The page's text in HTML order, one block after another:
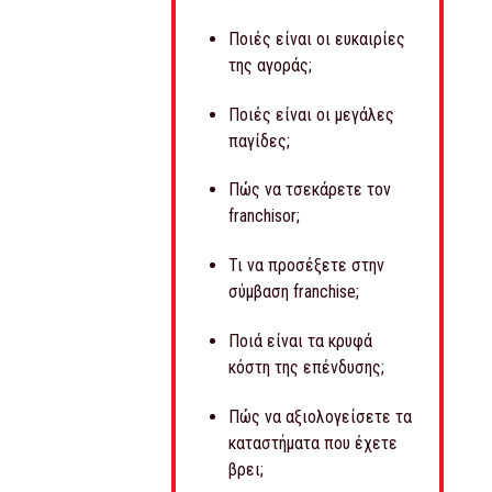
Ποιές είναι οι ευκαιρίες
της αγοράς;
Ποιές είναι οι μεγάλες
παγίδες;
Πώς να τσεκάρετε τον
franchisor;
Τι να προσέξετε στην
σύμβαση franchise;
Ποιά είναι τα κρυφά
κόστη της επένδυσης;
Πώς να αξιολογείσετε τα
καταστήματα που έχετε
βρει;